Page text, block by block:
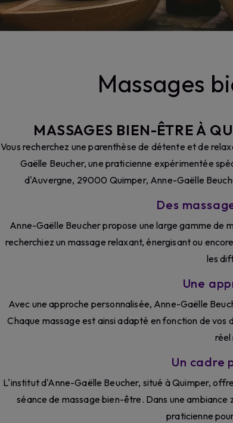
Massages
MASSAGES BIEN-ÊTRE À
Vous recherchez une parenthèse de détente et de
Gaëlle Beucher, une praticienne expérimentée
d'Auvergne, 29000 Quimper, Anne-Gaëlle
Des
Anne-Gaëlle Beucher propose une large gamme de
recherchiez un massage relaxant, énergisant ou
les
Une
Avec une approche personnalisée, Anne-Gaëlle
Chaque massage est ainsi adapté en fonction de vos
Un cadre
L'institut d'Anne-Gaëlle Beucher, situé à Quimper,
séance de massage bien-être. Dans une
praticienne